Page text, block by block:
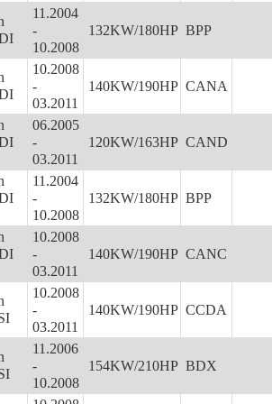
11.2004
-
10.2008
132KW/180HP BPP
10.2008
-
03.2011
140KW/190HP CANA
06.2005
-
03.2011
120KW/163HP CAND
11.2004
-
10.2008
132KW/180HP BPP
10.2008
-
03.2011
140KW/190HP CANC
10.2008
-
03.2011
140KW/190HP CCDA
11.2006
-
10.2008
154KW/210HP BDX